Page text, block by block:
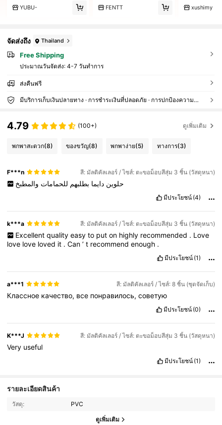
YUBU- FENTT xushimy
จัดส่งถึง Thailand
Free Shipping
ประมาณวันจัดส่ง: 4-7 วันทำการ
ส่งคืนฟรี
มีบริการเก็บเงินปลายทาง · การชำระเงินที่ปลอดภัย · การปกป้องความเป็นส่วนตัว
4.79 (100+) ดูเพิ่มเติม
พกพาสะดวก(8) ของขวัญ(8) พกพาง่าย(5) ทางการ(3)
F***n สี: มัลติคัลเลอร์ / ไซส์: ตะขอม็อบสีสุ่ม 3 ชิ้น (วัสดุหนา)
حلويندايما بطلبهم للحمامات والمطبخ
มีประโยชน์ (4)
k***a สี: มัลติคัลเลอร์ / ไซส์: ตะขอม็อบสีสุ่ม 3 ชิ้น (วัสดุหนา)
Excellent quality easy to put on highly recommended . Love
love love loved it .Can’t recommendenough .
มีประโยชน์ (1)
a***1 สี: มัลติคัลเลอร์ / ไซส์: 8 ชิ้น (ชุดจัดเก็บ)
Классное качество, все понравилось,советую
มีประโยชน์ (0)
K***J สี: มัลติคัลเลอร์ / ไซส์: ตะขอม็อบสีสุ่ม 3 ชิ้น (วัสดุหนา)
Very useful
มีประโยชน์ (1)
รายละเอียดสินค้า
วัสดุ: PVC
ดูเพิ่มเติม